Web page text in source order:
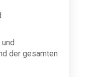
der gesamten